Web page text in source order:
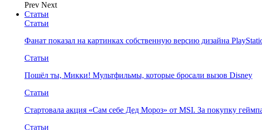
Prev Next
Статьи
Статьи
Фанат показал на картинках собственную версию дизайна
Статьи
Пошёл ты, Микки! Мультфильмы, которые бросали вызов Disney
Статьи
Стартовала акция «Сам себе Дед Мороз» от MSI. За покупку
Статьи